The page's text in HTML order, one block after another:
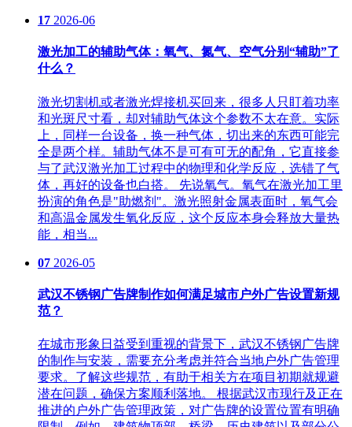
17 2026-06
激光加工的辅助气体：氧气、氮气、空气分别“辅助”了
什么？
激光切割机或者激光焊接机买回来，很多人只盯着功率
和光斑尺寸看，却对辅助气体这个参数不太在意。实际
上，同样一台设备，换一种气体，切出来的东西可能完
全是两个样。辅助气体不是可有可无的配角，它直接参
与了武汉激光加工过程中的物理和化学反应，选错了气
体，再好的设备也白搭。 先说氧气。氧气在激光加工里
扮演的角色是"助燃剂"。激光照射金属表面时，氧气会
和高温金属发生氧化反应，这个反应本身会释放大量热
能，相当...
07 2026-05
武汉不锈钢广告牌制作如何满足城市户外广告设置新规
范？
在城市形象日益受到重视的背景下，武汉不锈钢广告牌
的制作与安装，需要充分考虑并符合当地户外广告管理
要求。了解这些规范，有助于相关方在项目初期就规避
潜在问题，确保方案顺利落地。 根据武汉市现行及正在
推进的户外广告管理政策，对广告牌的设置位置有明确